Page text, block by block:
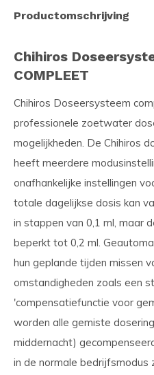
Productomschrijving
Chihiros
COMPLEET
Chihiros Doseersysteem
professionele zoetwater
mogelijkheden. De Chihiros
heeft meerdere
onafhankelijke instellingen
totale dagelijkse dosis kan
in stappen van 0,1 ml, maar
beperkt tot 0,2 ml.
hun geplande tijden missen
omstandigheden zoals een
'compensatiefunctie voor
worden alle gemiste
middernacht)
in de normale bedrijfsmodus